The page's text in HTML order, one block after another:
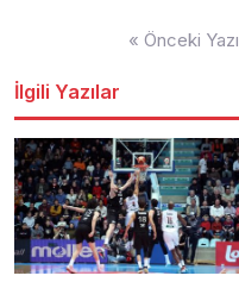
« Önceki Yazı
İlgili Yazılar